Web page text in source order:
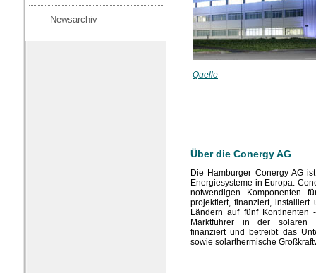
Newsarchiv
Quelle
Über die Conergy AG
Die Hamburger Conergy AG
Energiesysteme in Europa.
notwendigen Komponenten
projektiert, finanziert,
Ländern auf fünf
Marktführer in der solaren
finanziert und betreibt das
sowie solarthermische